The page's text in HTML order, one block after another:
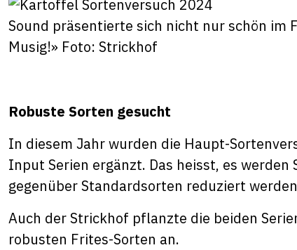
Sound präsentierte sich nicht nur schön im
Musig!» Foto: Strickhof
Robuste Sorten gesucht
In diesem Jahr wurden die Haupt-
Input Serien ergänzt. Das heisst, es
gegenüber Standardsorten reduziert
Auch der Strickhof pflanzte die beiden
robusten Frites-Sorten an.